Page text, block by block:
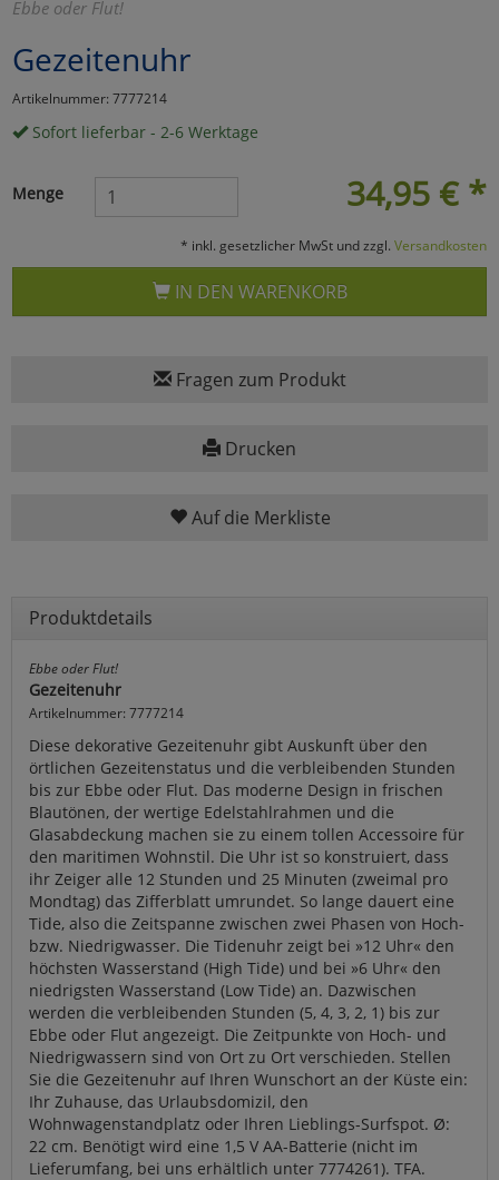
Ebbe oder Flut!
Gezeitenuhr
Artikelnummer: 7777214
Sofort lieferbar - 2-6 Werktage
34,95 € *
Menge
* inkl. gesetzlicher MwSt und zzgl. Versandkosten
IN DEN WARENKORB
Fragen zum Produkt
Drucken
Auf die Merkliste
Produktdetails
Ebbe oder Flut!
Gezeitenuhr
Artikelnummer: 7777214
Diese dekorative Gezeitenuhr gibt Auskunft über den
örtlichen Gezeitenstatus und die verbleibenden Stunden
bis zur Ebbe oder Flut. Das moderne Design in frischen
Blautönen, der wertige Edelstahlrahmen und die
Glasabdeckung machen sie zu einem tollen Accessoire für
den maritimen Wohnstil. Die Uhr ist so konstruiert, dass
ihr Zeiger alle 12 Stunden und 25 Minuten (zweimal pro
Mondtag) das Zifferblatt umrundet. So lange dauert eine
Tide, also die Zeitspanne zwischen zwei Phasen von Hoch-
bzw. Niedrigwasser. Die Tidenuhr zeigt bei »12 Uhr« den
höchsten Wasserstand (High Tide) und bei »6 Uhr« den
niedrigsten Wasserstand (Low Tide) an. Dazwischen
werden die verbleibenden Stunden (5, 4, 3, 2, 1) bis zur
Ebbe oder Flut angezeigt. Die Zeitpunkte von Hoch- und
Niedrigwassern sind von Ort zu Ort verschieden. Stellen
Sie die Gezeitenuhr auf Ihren Wunschort an der Küste ein:
Ihr Zuhause, das Urlaubsdomizil, den
Wohnwagenstandplatz oder Ihren Lieblings-Surfspot. Ø:
22 cm. Benötigt wird eine 1,5 V AA-Batterie (nicht im
Lieferumfang, bei uns erhältlich unter 7774261). TFA.
Umfragetools
Cookies
Cookies
Einstellungen speichern
zurückzu Haupptseite